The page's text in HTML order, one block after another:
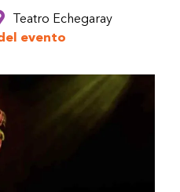
Teatro Echegaray
evento